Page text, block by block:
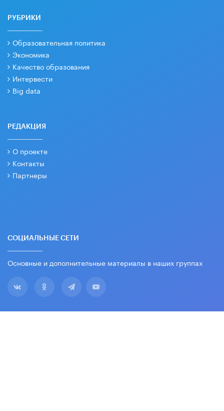
РУБРИКИ
Образовательная политика
Экономика
Качество образования
Интервести
Big data
РЕДАКЦИЯ
О проекте
Контакты
Партнеры
СОЦИАЛЬНЫЕ СЕТИ
Основные и дополнительные материалы в наших группах